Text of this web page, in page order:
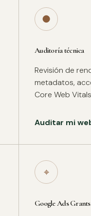
●
Auditoría técnica
Revisión de
metadatos,
Core Web
Auditar mi
⌖
Google Ads Grants